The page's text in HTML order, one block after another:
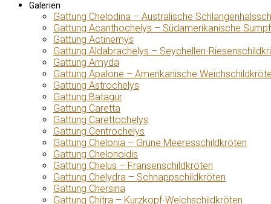
Galerien
Gattung Chelodina – Australische
Gattung Acanthochelys – Südamerikanische
Gattung Actinemys
Gattung Aldabrachelys – Seychellen-
Gattung Amyda
Gattung Apalone – Amerikanische
Gattung Astrochelys
Gattung Batagur
Gattung Caretta
Gattung Carettochelys
Gattung Centrochelys
Gattung Chelonia – Grüne Meeresschildkröten
Gattung Chelonoidis
Gattung Chelus – Fransenschildkröten
Gattung Chelydra – Schnappschildkröten
Gattung Chersina
Gattung Chitra – Kurzkopf-Weichschildkröten